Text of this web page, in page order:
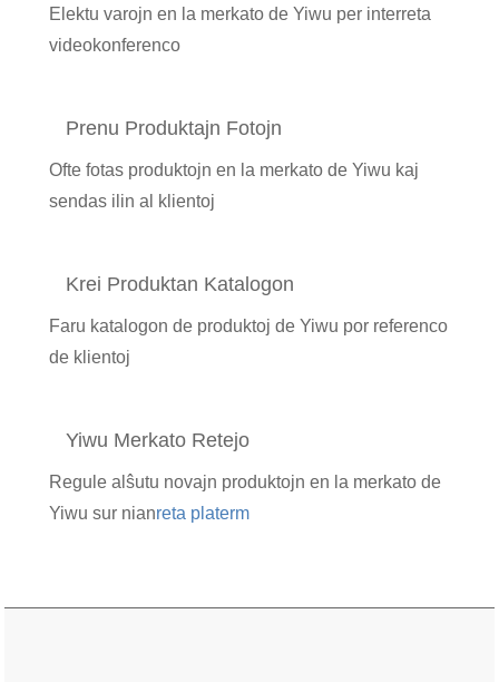
Elektu varojn en la merkato de Yiwu per interreta
videokonferenco
Prenu Produktajn Fotojn
Ofte fotas produktojn en la merkato de Yiwu kaj
sendas ilin al klientoj
Krei Produktan Katalogon
Faru katalogon de produktoj de Yiwu por referenco
de klientoj
Yiwu Merkato Retejo
Regule alŝutu novajn produktojn en la merkato de
Yiwu sur nianreta p laterm